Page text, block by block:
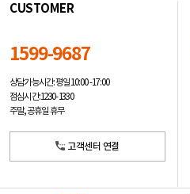
CUSTOMER
1599-9687
상담가능시간: 평일10:00 -17:00
점심시간: 12:30 - 13:30
주말, 공휴일 휴무
고객센터 연결